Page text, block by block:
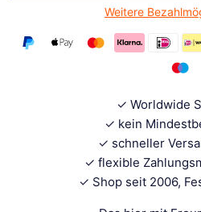
Weitere
✓ Worldwide
✓ kein
✓ schneller
✓ flexible
✓ Shop seit 2006,